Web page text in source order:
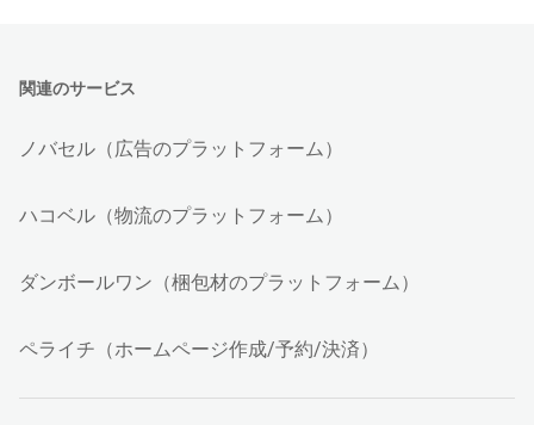
関連のサービス
ノバセル（広告のプラットフォーム）
ハコベル（物流のプラットフォーム）
ダンボールワン（梱包材のプラットフォーム）
ペライチ（ホームページ作成/予約/決済）